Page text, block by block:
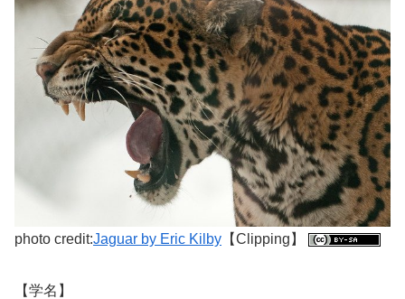
photo credit:Jaguar by Eric Kilby 【Clipping】
【学名】